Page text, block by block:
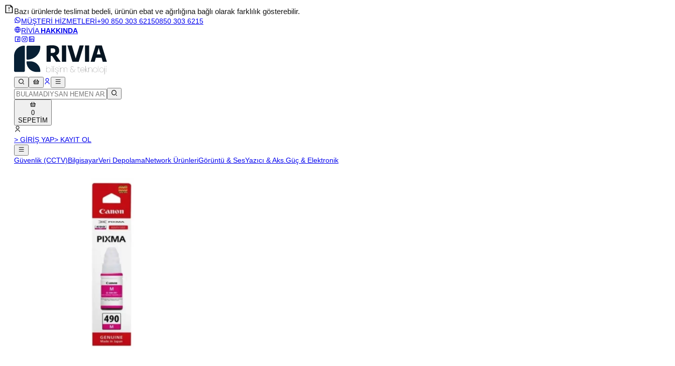
Bazı ürünlerde teslimat bedeli, ürünün ebat ve ağırlığına bağlı olarak farklılık gösterebilir.
MÜŞTERİ HİZMETLERİ+90 850 303 62150850 303 6215
RİVİA HAKKINDA
0
SEPETİM
> GİRİŞ YAP> KAYIT OL
Güvenlik (CCTV)BilgisayarVeri DepolamaNetwork ÜrünleriGörüntü & SesYazıcı & Aks.Güç & Elektronik